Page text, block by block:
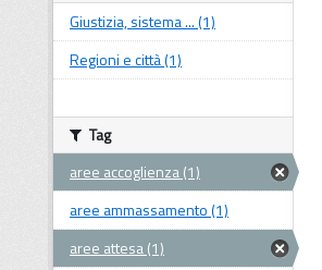
Giustizia, sistema ... (1)
Regioni e città (1)
Tag
aree accoglienza (1)
aree ammassamento (1)
aree attesa (1)